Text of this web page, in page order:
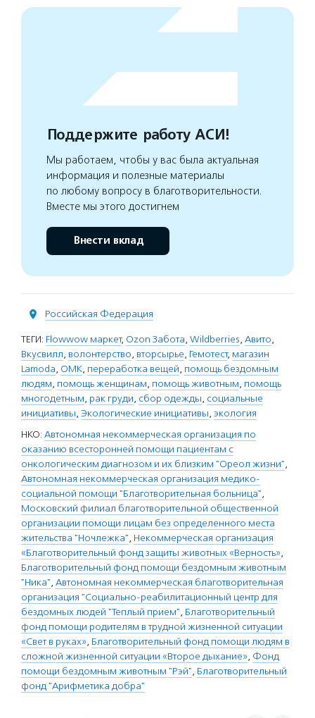
Поддержите работу АСИ!
Мы работаем, чтобы у вас была актуальная
информация и полезные материалы
по любому вопросу в благотворительности.
Вместе мы этого достигнем
Внести вклад
Российская Федерация
ТЕГИ: Flowwow маркет, Ozon Забота, Wildberries, Авито,
Вкусвилл, волонтерство, вторсырье, Гемотест, магазин
Lamoda, ОМК, переработка вещей, помощь бездомным
людям, помощь женщинам, помощь животным, помощь
многодетным, рак груди, сбор одежды, социальные
инициативы, Экологические инициативы, экология
НКО: Автономная некоммерческая организация по
оказанию всесторонней помощи пациентам с
онкологическим диагнозом и их близким "Ореол жизни",
Автономная некоммерческая организация медико-
социальной помощи "Благотворительная больница",
Московский филиал благотворительной общественной
организации помощи лицам без определенного места
жительства "Ночлежка", Некоммерческая организация
«Благотворительный фонд защиты животных «Верность»,
Благотворительный фонд помощи бездомным животным
"Ника", Автономная некоммерческая благотворительная
организация "Социально-реабилитационный центр для
бездомных людей "Теплый прием", Благотворительный
фонд помощи родителям в трудной жизненной ситуации
«Свет в руках», Благотворительный фонд помощи людям в
сложной жизненной ситуации «Второе дыхание», Фонд
помощи бездомным животным "Рэй", Благотворительный
фонд "Арифметика добра"